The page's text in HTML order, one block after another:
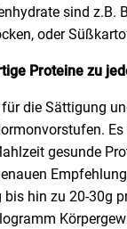
sind z.B.
oder
Proteine zu
die Sättigung
gesunde
hin zu 20-30g